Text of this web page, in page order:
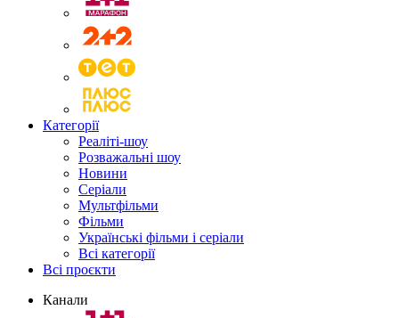
Категорії
Реаліті-шоу
Розважальні шоу
Новини
Серіали
Мультфільми
Фільми
Українські фільми і серіали
Всі категорії
Всі проєкти
Канали